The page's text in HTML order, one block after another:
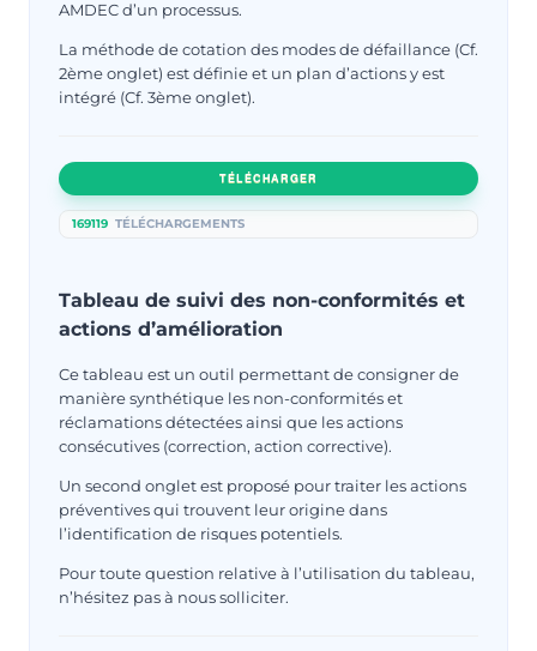
AMDEC d’un processus.
La méthode de cotation des modes de défaillance (Cf.
2ème onglet) est définie et un plan d’actions y est
intégré (Cf. 3ème onglet).
TÉLÉCHARGER
169119 TÉLÉCHARGEMENTS
Tableau de suivi des non-conformités et
actions d’amélioration
Ce tableau est un outil permettant de consigner de
manière synthétique les non-conformités et
réclamations détectées ainsi que les actions
consécutives (correction, action corrective).
Un second onglet est proposé pour traiter les actions
préventives qui trouvent leur origine dans
l’identification de risques potentiels.
Pour toute question relative à l’utilisation du tableau,
n’hésitez pas à nous solliciter.